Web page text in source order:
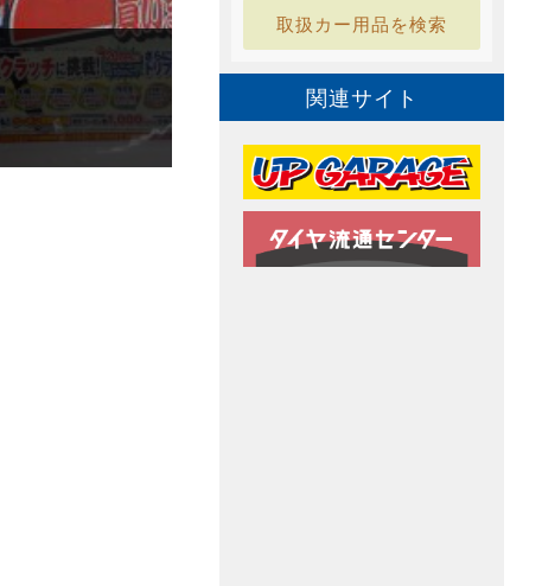
取扱カー用品を検索
関連サイト